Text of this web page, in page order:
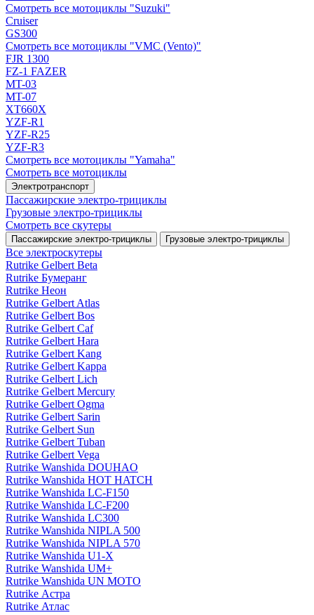
Смотреть все мотоциклы "Suzuki"
Cruiser
GS300
Смотреть все мотоциклы "VMC (Vento)"
FJR 1300
FZ-1 FAZER
MT-03
MT-07
XT660X
YZF-R1
YZF-R25
YZF-R3
Смотреть все мотоциклы "Yamaha"
Смотреть все мотоциклы
Электротранспорт
Пассажирские электро‑трициклы
Грузовые электро‑трициклы
Смотреть все скутеры
Пассажирские электро‑трициклы Грузовые электро‑трициклы
Все электро­скутеры
Rutrike Gelbert Beta
Rutrike Бумеранг
Rutrike Неон
Rutrike Gelbert Atlas
Rutrike Gelbert Bos
Rutrike Gelbert Caf
Rutrike Gelbert Hara
Rutrike Gelbert Kang
Rutrike Gelbert Kappa
Rutrike Gelbert Lich
Rutrike Gelbert Mercury
Rutrike Gelbert Ogma
Rutrike Gelbert Sarin
Rutrike Gelbert Sun
Rutrike Gelbert Tuban
Rutrike Gelbert Vega
Rutrike Wanshida DOUHAO
Rutrike Wanshida HOT HATCH
Rutrike Wanshida LC-F150
Rutrike Wanshida LC-F200
Rutrike Wanshida LC300
Rutrike Wanshida NIPLA 500
Rutrike Wanshida NIPLA 570
Rutrike Wanshida U1-X
Rutrike Wanshida UM+
Rutrike Wanshida UN MOTO
Rutrike Астра
Rutrike Атлас